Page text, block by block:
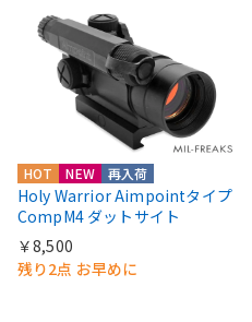
HOT NEW 再入荷
Holy Warrior Aimpointタイプ
CompM4 ダットサイト
￥8,500
残り2点 お早めに